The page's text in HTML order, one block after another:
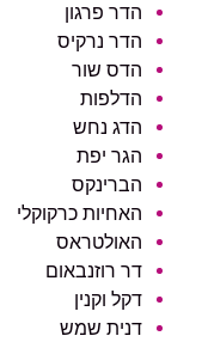
הדר פרגון
הדר נרקיס
הדס שור
הדלפות
הדג נחש
הגר יפת
הברינקס
האחיות כרקוקלי
האולטראס
דר רוזנבאום
דקל וקנין
דנית שמש